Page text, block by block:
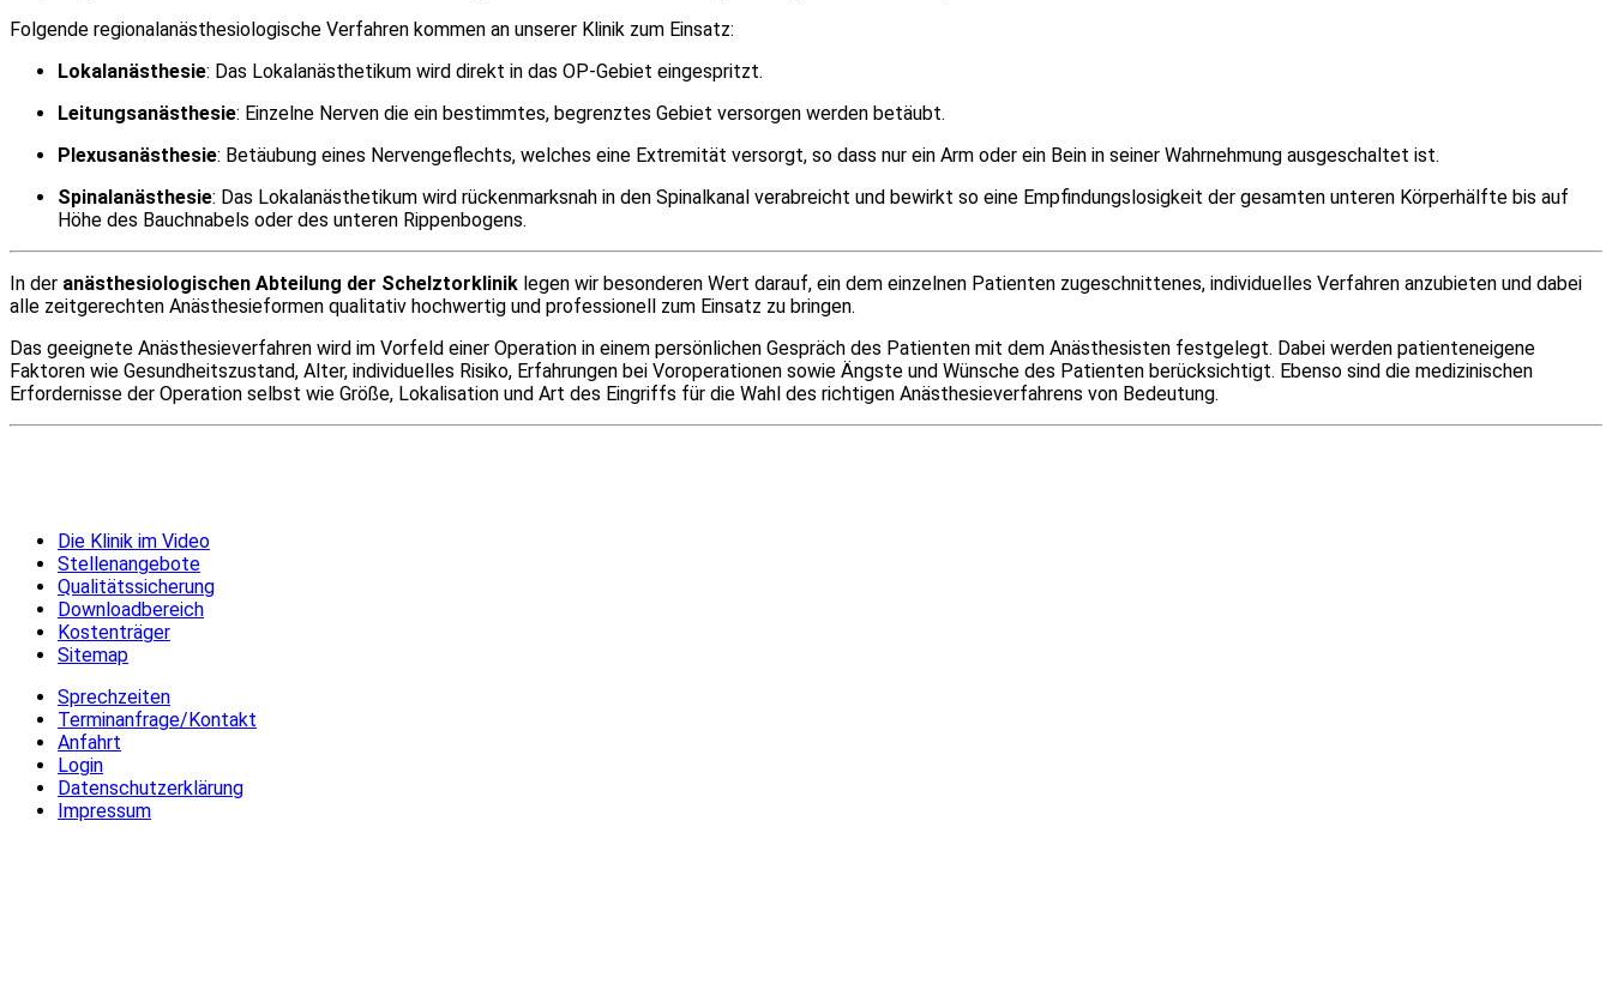
Folgende regionalanästhesiologische Verfahren kommen an unserer Klinik zum Einsatz:
Lokalanästhesie: Das Lokalanästhetikum wird direkt in das OP-Gebiet eingespritzt.
Leitungsanästhesie: Einzelne Nerven die ein bestimmtes, begrenztes Gebiet versorgen werden betäubt.
Plexusanästhesie: Betäubung eines Nervengeflechts, welches eine Extremität versorgt, so dass nur ein Arm oder ein Bein in seiner Wahrnehmung ausgeschaltet ist.
Spinalanästhesie: Das Lokalanästhetikum wird rückenmarksnah in den Spinalkanal verabreicht und bewirkt so eine Empfindungslosigkeit der gesamten unteren Körperhälfte bis auf
Höhe des Bauchnabels oder des unteren Rippenbogens.
In der anästhesiologischen Abteilung der Schelztorklinik legen wir besonderen Wert darauf, ein dem einzelnen Patienten zugeschnittenes, individuelles Verfahren anzubieten und dabei
alle zeitgerechten Anästhesieformen qualitativ hochwertig und professionell zum Einsatz zu bringen.
Das geeignete Anästhesieverfahren wird im Vorfeld einer Operation in einem persönlichen Gespräch des Patienten mit dem Anästhesisten festgelegt. Dabei werden patienteneigene
Faktoren wie Gesundheitszustand, Alter, individuelles Risiko, Erfahrungen bei Voroperationen sowie Ängste und Wünsche des Patienten berücksichtigt. Ebenso sind die medizinischen
Erfordernisse der Operation selbst wie Größe, Lokalisation und Art des Eingriffs für die Wahl des richtigen Anästhesieverfahrens von Bedeutung.
Die Klinik im Video
Stellenangebote
Qualitätssicherung
Downloadbereich
Kostenträger
Sitemap
Sprechzeiten
Terminanfrage/Kontakt
Anfahrt
Login
Datenschutzerklärung
Impressum